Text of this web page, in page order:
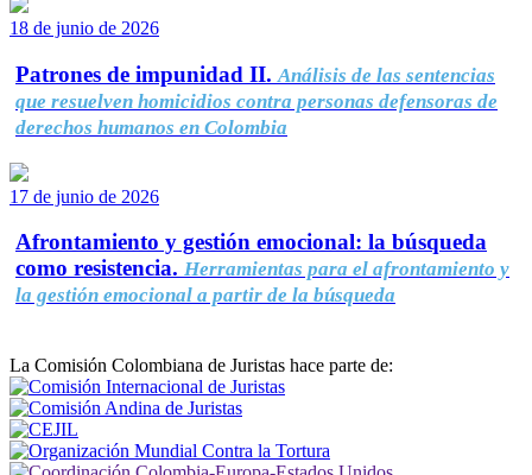
18 de junio de 2026
Patrones de impunidad II. Análisis de las sentencias
que resuelven homicidios contra personas defensoras de
derechos humanos en Colombia
17 de junio de 2026
Afrontamiento y gestión emocional: la búsqueda
como resistencia. Herramientas para el afrontamiento y
la gestión emocional a partir de la búsqueda
La Comisión Colombiana de Juristas hace parte de: